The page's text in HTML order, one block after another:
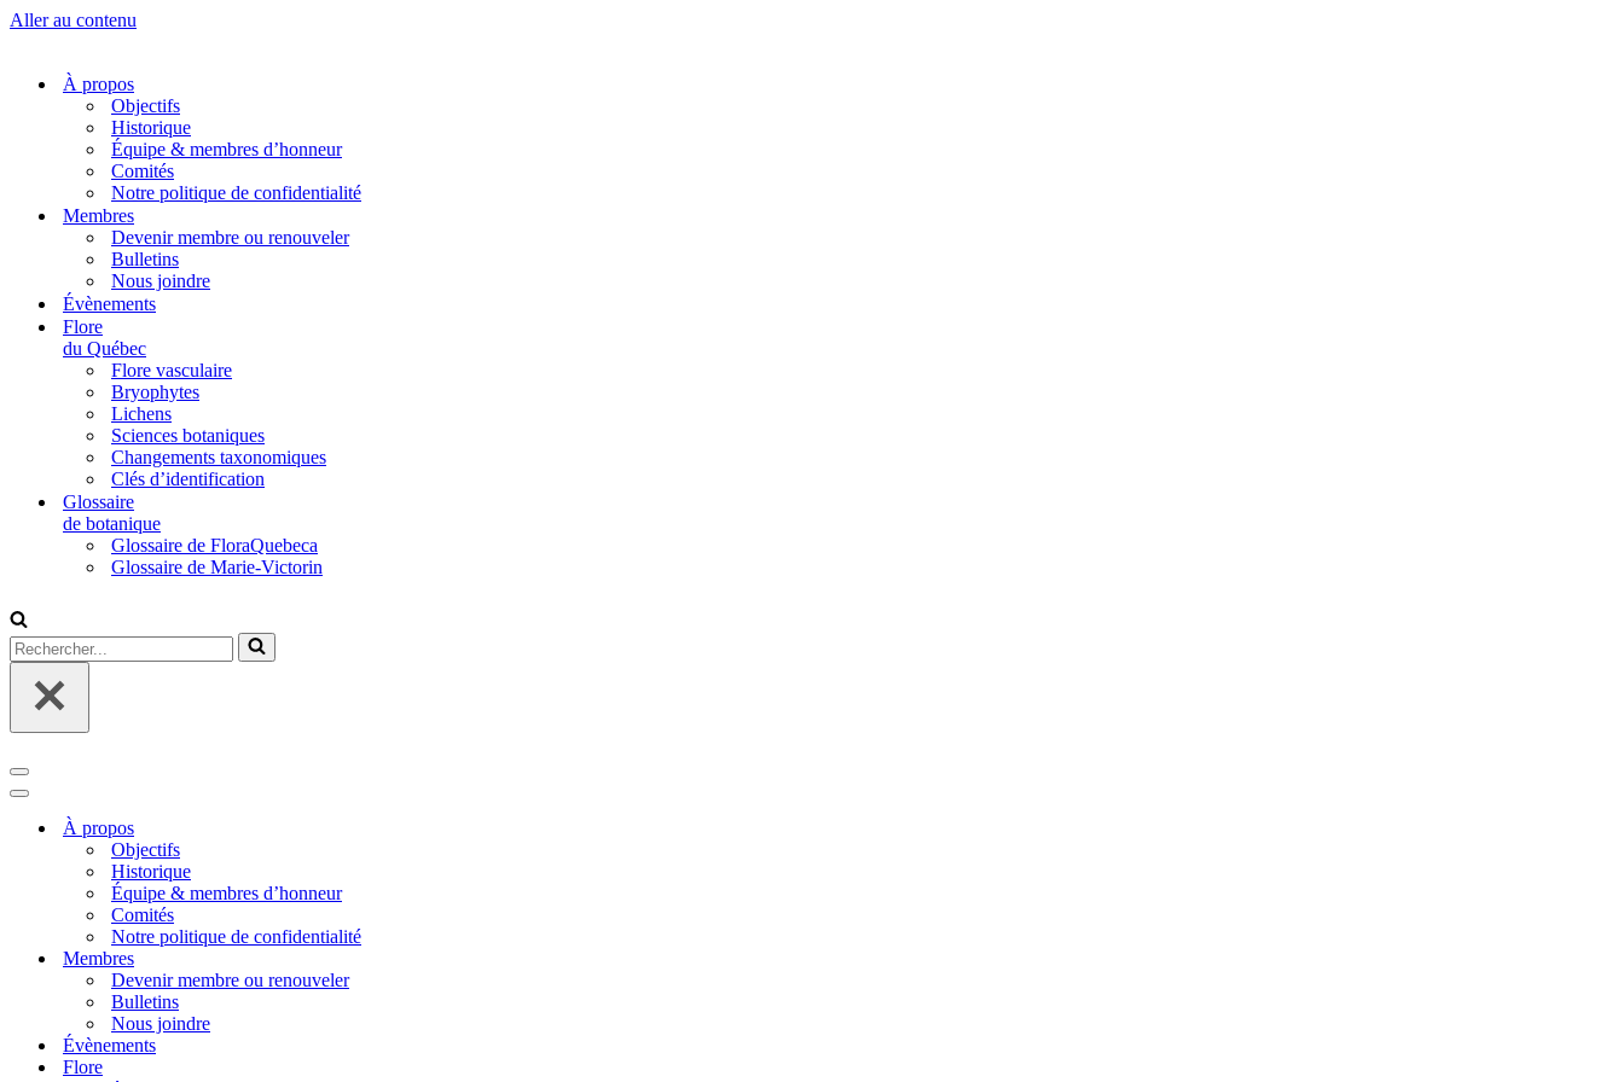
Aller au contenu
À propos
Objectifs
Historique
Équipe & membres d’honneur
Comités
Notre politique de confidentialité
Membres
Devenir membre ou renouveler
Bulletins
Nous joindre
Évènements
Flore
du Québec
Flore vasculaire
Bryophytes
Lichens
Sciences botaniques
Changements taxonomiques
Clés d’identification
Glossaire
de botanique
Glossaire de FloraQuebeca
Glossaire de Marie-Victorin
Rechercher...
Menu
de
navigation
Menu
navigationÀ propos
Objectifs
Historique
Équipe & membres d’honneur
Comités
Notre politique de confidentialité
Membres
Devenir membre ou renouveler
Bulletins
Nous joindre
Évènements
Flore